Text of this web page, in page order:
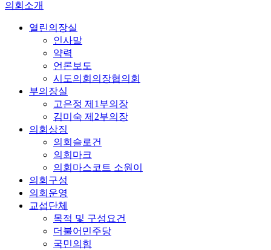
의회소개
열린의장실
인사말
약력
언론보도
시도의회의장협의회
부의장실
고은정 제1부의장
김미숙 제2부의장
의회상징
의회슬로건
의회마크
의회마스코트 소원이
의회구성
의회운영
교섭단체
목적 및 구성요건
더불어민주당
국민의힘